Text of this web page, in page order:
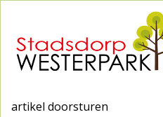
artikel doorsturen